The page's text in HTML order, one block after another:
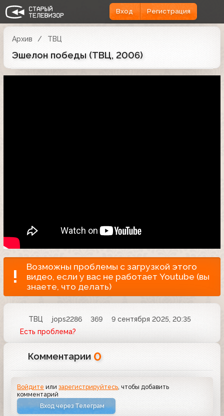
Вход Регистрация
Архив ТВЦ
Эшелон победы (ТВЦ, 2006)
Возможны проблемы с загрузкой этого
видео, если у вас не работает Youtube (вы
знаете, что делать)
ТВЦ jops2286 369
9 сентября 2025, 20:35
Есть проблема?
Комментарии 0
Войдите илизарегистрируйтесь , чтобы добавить
комментарий
Вход через Телеграм